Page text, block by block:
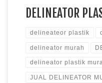
DELINEATOR
delineateor plastik
delineator murah
delineator plastik
JUAL DELINEATOR